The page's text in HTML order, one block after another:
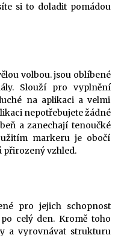
si to doladit pomádou
volbou. jsou oblíbené
Slouží pro vyplnění
na aplikaci a velmi
nepotřebujete žádné
a zanechají tenoučké
markeru je obočí
přirozený vzhled.
pro jejich schopnost
celý den. Kromě toho
a vyrovnávat strukturu